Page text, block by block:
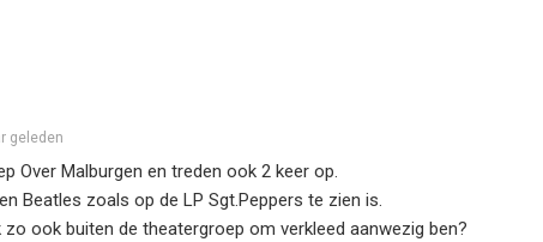
geleden
Over Malburgen en treden ook 2 keer op.
Beatles zoals op de LP Sgt.Peppers te zien is.
ook buiten de theatergroep om verkleed aanwezig ben?